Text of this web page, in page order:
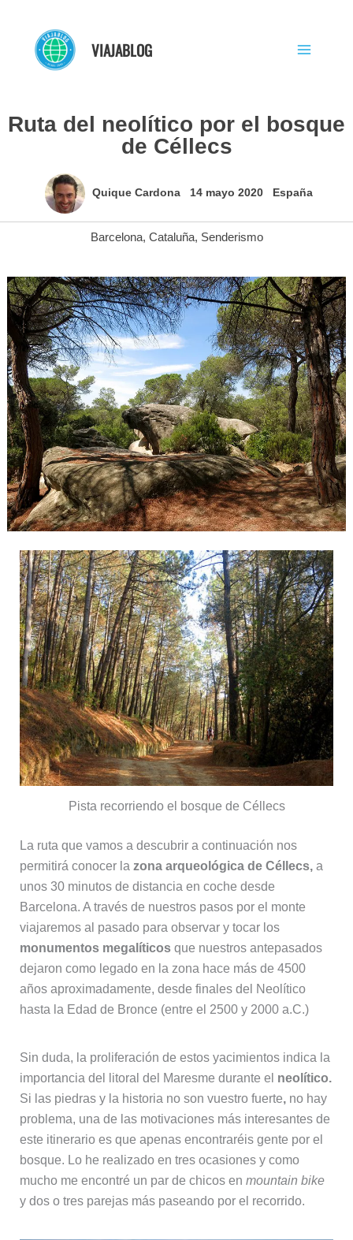
contenido
VIAJABLOG
Ruta del neolítico por el bosque
de Céllecs
Quique Cardona 14 mayo 2020 España
Barcelona, Cataluña, Senderismo
Pista recorriendo el bosque de Céllecs
La ruta que vamos a descubrir a continuación nos
permitirá conocer la zona arqueológica de Céllecs,a
unos 30 minutos de distancia en coche desde
Barcelona. A través de nuestros pasos por el monte
viajaremos al pasado para observar y tocar los
monumentos megalíticosque nuestros antepasados
dejaron como legado en la zona hace más de 4500
años aproximadamente, desde finales del Neolítico
hasta la Edad de Bronce (entre el 2500 y 2000 a.C.)
Sin duda, la proliferación de estos yacimientos indica la
importancia del litoral del Maresme durante el neolítico.
Si las piedras y la historia no son vuestro fuerte,no hay
problema, una de las motivaciones más interesantes de
este itinerario es que apenas encontraréis gente por el
bosque. Lo he realizado en tres ocasiones y como
mucho me encontré un par de chicos en mountain bike
y dos o tres parejas más paseando por el recorrido.